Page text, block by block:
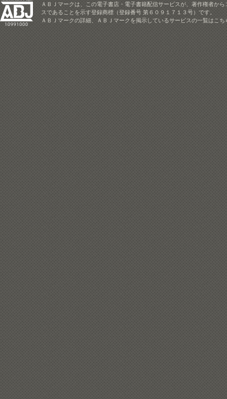
ＡＢＪマークは、この電子書店・電子書籍配信サービスが、著作権者か
スであることを示す登録商標（登録番号 第６０９１７１３号）です。
ＡＢＪマークの詳細、ＡＢＪマークを掲示しているサービスの一覧はこ